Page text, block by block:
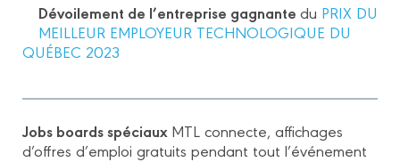
Dévoilement de l’entreprise gagnante du PRIX DU
MEILLEUR EMPLOYEUR TECHNOLOGIQUE DU
QUÉBEC 2023
Jobs boards spéciaux MTL connecte, affichages
d’offres d’emploi gratuits pendant tout l’événement